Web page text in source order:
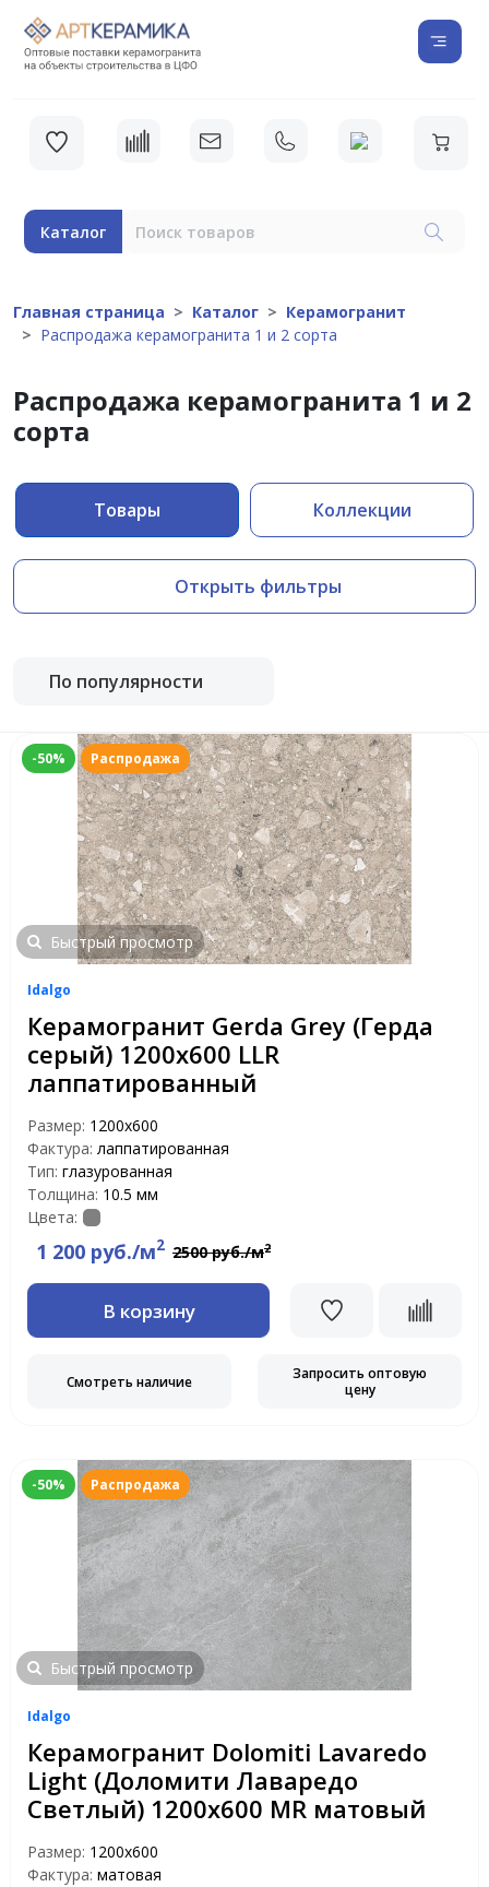
Каталог
Главная страница Каталог
Керамогранит
Распродажа керамогранита 1 и 2 сорта
Распродажа керамогранита 1 и 2
сорта
Товары Коллекции
Открыть фильтры
По популярности
-50% Распродажа
Быстрый просмотр
Idalgo
Керамогранит Gerda Grey (Герда
серый) 1200х600 LLR
лаппатированный
Размер: 1200х600
Фактура: лаппатированная
Тип: глазурованная
Толщина: 10.5 мм
Цвета:
1 200 руб./м2 2500 руб./м2
В корзину
Смотреть наличие
Запросить оптовую
цену
-50% Распродажа
Быстрый просмотр
Idalgo
Керамогранит Dolomiti Lavaredo
Light (Доломити Лаваредо
Светлый) 1200х600 MR матовый
Размер: 1200х600
Фактура: матовая